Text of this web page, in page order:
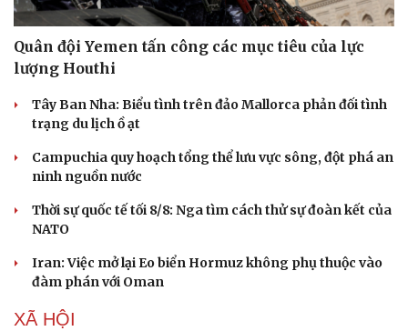
Quân đội Yemen tấn công các mục tiêu của lực
lượng Houthi
Tây Ban Nha: Biểu tình trên đảo Mallorca phản đối tình
trạng du lịch ồ ạt
Campuchia quy hoạch tổng thể lưu vực sông, đột phá an
ninh nguồn nước
Thời sự quốc tế tối 8/8: Nga tìm cách thử sự đoàn kết của
NATO
Iran: Việc mở lại Eo biển Hormuz không phụ thuộc vào
đàm phán với Oman
XÃ HỘI